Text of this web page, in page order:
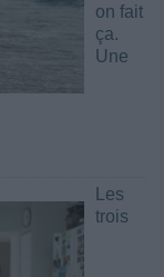
on fait
ça.
Une
Les
trois